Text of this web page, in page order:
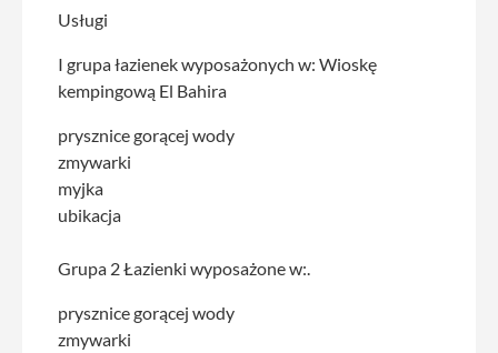
Usługi
I grupa łazienek wyposażonych w: Wioskę
kempingową El Bahira
prysznice gorącej wody
zmywarki
myjka
ubikacja
Grupa 2 Łazienki wyposażone w:.
prysznice gorącej wody
zmywarki